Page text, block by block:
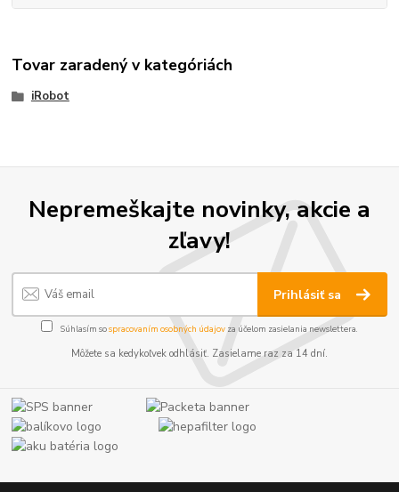
Tovar zaradený v kategóriách
iRobot
Nepremeškajte novinky, akcie a
zľavy!
Prihlásiť sa
Súhlasím sospracovaním osobných údajov za účelom zasielania newslettera.
Môžete sa kedykoľvek odhlásiť. Zasielame raz za 14 dní.